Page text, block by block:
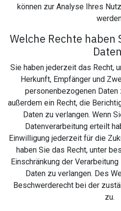
können zur Analyse Ihres
Welche Rechte haben
Sie haben jederzeit das Recht,
Herkunft, Empfänger und
personenbezogenen Daten
außerdem ein Recht, die
Daten zu verlangen. Wenn
Datenverarbeitung erteilt
Einwilligung jederzeit für die
haben Sie das Recht, unter
Einschränkung der
Daten zu verlangen. Des
Beschwerderecht bei der
zu.